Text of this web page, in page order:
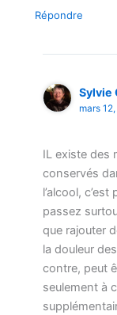
Répondre
Sylvie
mars
IL existe des
conservés
l’alcool,
passez
que rajouter
la douleur
contre, peut
seulement à